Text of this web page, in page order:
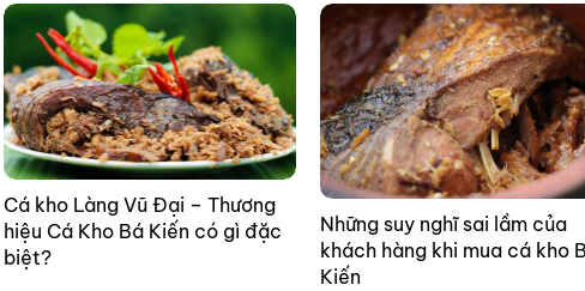
Cá kho Làng Vũ Đại – Thương
hiệu Cá Kho Bá Kiến có gì đặc
biệt?
Những suy nghĩ sai lầm của
khách hàng khi mua cá kho
Kiến